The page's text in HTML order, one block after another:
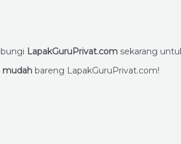
LapakGuruPrivat.com sekarang
mudah bareng LapakGuruPrivat.com!